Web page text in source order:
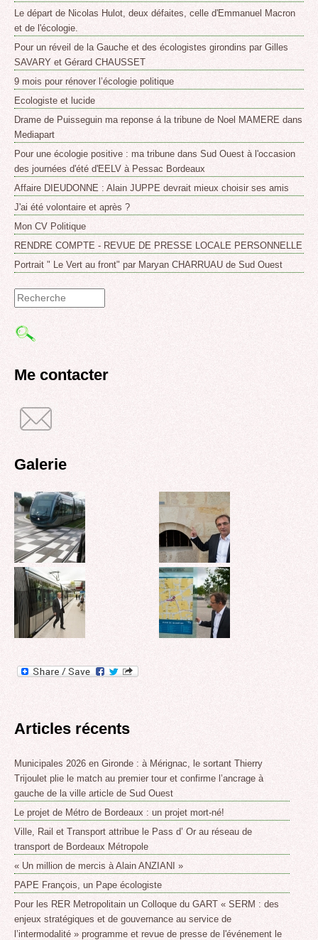
Le départ de Nicolas Hulot, deux défaites, celle d'Emmanuel Macron
et de l'écologie.
Pour un réveil de la Gauche et des écologistes girondins par Gilles
SAVARY et Gérard CHAUSSET
9 mois pour rénover l’écologie politique
Ecologiste et lucide
Drame de Puisseguin ma reponse á la tribune de Noel MAMERE dans
Mediapart
Pour une écologie positive : ma tribune dans Sud Ouest à l'occasion
des journées d'été d'EELV à Pessac Bordeaux
Affaire DIEUDONNE : Alain JUPPE devrait mieux choisir ses amis
J'ai été volontaire et après ?
Mon CV Politique
RENDRE COMPTE - REVUE DE PRESSE LOCALE PERSONNELLE
Portrait " Le Vert au front" par Maryan CHARRUAU de Sud Ouest
Formulaire
de
Me contacter
Galerie
Articles récents
Municipales 2026 en Gironde : à Mérignac, le sortant Thierry
Trijoulet plie le match au premier tour et confirme l’ancrage à
gauche de la ville article de Sud Ouest
Le projet de Métro de Bordeaux : un projet mort-né!
Ville, Rail et Transport attribue le Pass d’ Or au réseau de
transport de Bordeaux Métropole
« Un million de mercis à Alain ANZIANI »
PAPE François, un Pape écologiste
Pour les RER Metropolitain un Colloque du GART « SERM : des
enjeux stratégiques et de gouvernance au service de
l’intermodalité » programme et revue de presse de l'événement le